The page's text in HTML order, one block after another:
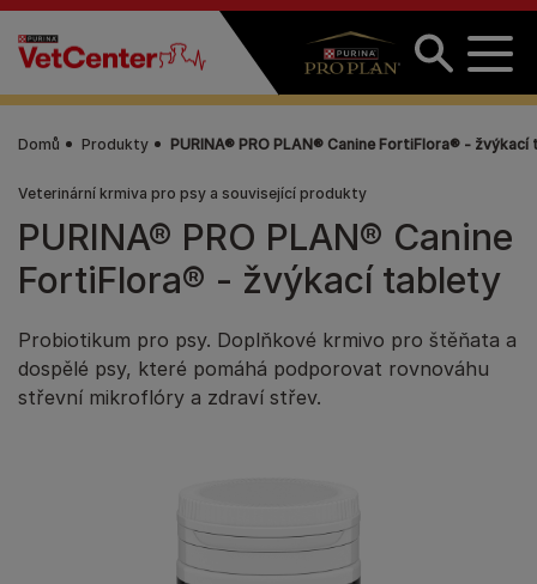
Přejít k hlavnímu obsahu
Domů Produkty PURINA® PRO PLAN® Canine FortiFlora® -
Veterinární krmiva pro psy a související produkty
PURINA® PRO PLAN® Canine
FortiFlora® - žvýkací tablety
Probiotikum pro psy. Doplňkové krmivo pro štěňata a
dospělé psy, které pomáhá podporovat rovnováhu
střevní mikroflóry a zdraví střev.